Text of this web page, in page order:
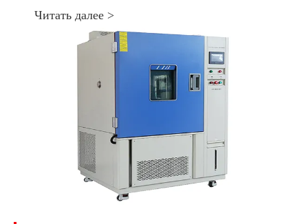
Читать далее >